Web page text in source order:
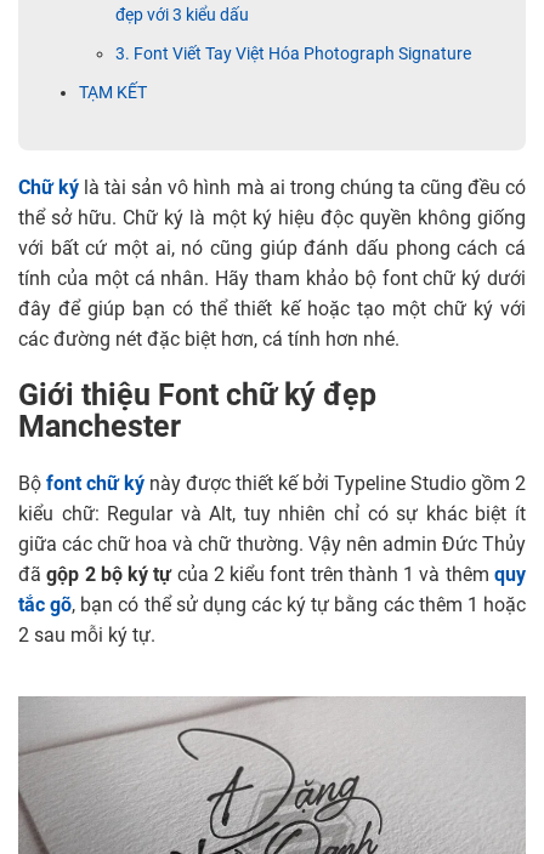
đẹp với 3 kiểu dấu
3. Font Viết Tay Việt Hóa Photograph Signature
TẠM KẾT
Chữ ký là tài sản vô hình mà ai trong chúng ta cũng đều có
thể sở hữu. Chữ ký là một ký hiệu độc quyền không giống
với bất cứ một ai, nó cũng giúp đánh dấu phong cách cá
tính của một cá nhân. Hãy tham khảo bộ font chữ ký dưới
đây để giúp bạn có thể thiết kế hoặc tạo một chữ ký với
các đường nét đặc biệt hơn, cá tính hơn nhé.
Giới thiệu Font chữ ký đẹp
Manchester
Bộ font chữ ký này được thiết kế bởi Typeline Studio gồm 2
kiểu chữ: Regular và Alt, tuy nhiên chỉ có sự khác biệt ít
giữa các chữ hoa và chữ thường. Vậy nên admin Đức Thủy
đãgộp 2 bộ ký tựcủa 2 kiểu font trên thành 1 và thêmquy
tắc gõ, bạn có thể sử dụng các ký tự bằng các thêm 1 hoặc
2 sau mỗi ký tự.